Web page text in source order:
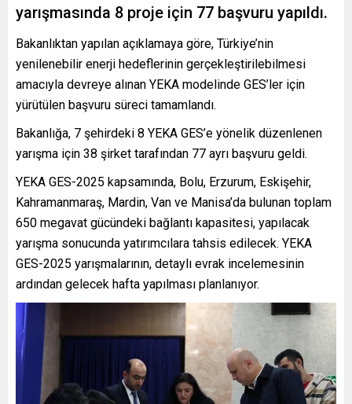
yarışmasında 8 proje için 77 başvuru yapıldı.
Bakanlıktan yapılan açıklamaya göre, Türkiye’nin
yenilenebilir enerji hedeflerinin gerçekleştirilebilmesi
amacıyla devreye alınan YEKA modelinde GES’ler için
yürütülen başvuru süreci tamamlandı.
Bakanlığa, 7 şehirdeki 8 YEKA GES’e yönelik düzenlenen
yarışma için 38 şirket tarafından 77 ayrı başvuru geldi.
YEKA GES-2025 kapsamında, Bolu, Erzurum, Eskişehir,
Kahramanmaraş, Mardin, Van ve Manisa’da bulunan toplam
650 megavat gücündeki bağlantı kapasitesi, yapılacak
yarışma sonucunda yatırımcılara tahsis edilecek. YEKA
GES-2025 yarışmalarının, detaylı evrak incelemesinin
ardından gelecek hafta yapılması planlanıyor.